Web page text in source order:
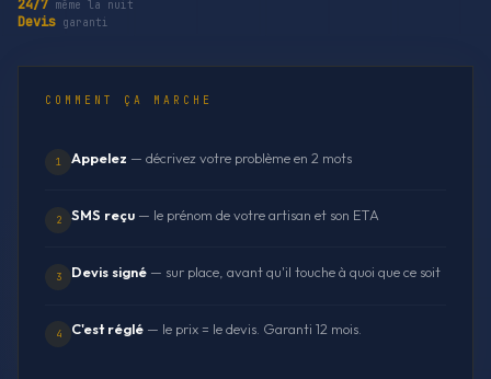
24/7 même la nuit
Devis garanti
COMMENT ÇA MARCHE
1 Appelez — décrivez votre problème en 2 mots
2 SMS reçu — le prénom de votre artisan et son ETA
3 Devis signé — sur place, avant qu'il touche à quoi que ce soit
4 C'est réglé — le prix = le devis. Garanti 12 mois.